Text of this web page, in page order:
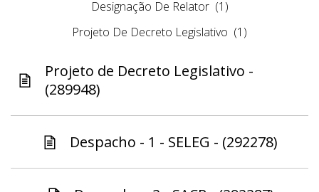
Designação De Relator (1)
Projeto De Decreto Legislativo (1)
Projeto de Decreto Legislativo -
(289948)
Despacho - 1 - SELEG - (292278)